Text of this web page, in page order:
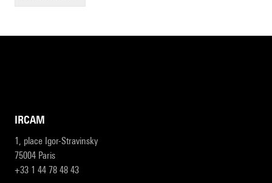
IRCAM
1, place Igor-Stravinsky
75004 Paris
+33 1 44 78 48 43